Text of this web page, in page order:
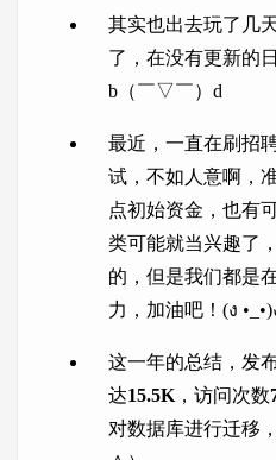
其实也出去玩了几
了，在没有更新的
b（￣▽￣）d
最近，一直在刷招
试，不如人意啊，
点初始资金，也有
类可能就当兴趣了
的，但是我们都是
力，加油吧！(ง •_•)
这一年的总结，发
达15.5K ，访问次数
对数据库进行迁移